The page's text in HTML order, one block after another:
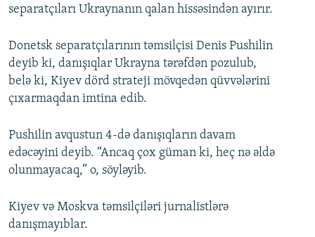
separatçıları Ukraynanın qalan hissəsindən ayırır.
Donetsk separatçılarının təmsilçisi Denis Pushilin
deyib ki, danışıqlar Ukrayna tərəfdən pozulub,
belə ki, Kiyev dörd strateji mövqedən qüvvələrini
çıxarmaqdan imtina edib.
Pushilin avqustun 4-də danışıqların davam
edəcəyini deyib. “Ancaq çox güman ki, heç nə əldə
olunmayacaq,” o, söyləyib.
Kiyev və Moskva təmsilçiləri jurnalistlərə
danışmayıblar.